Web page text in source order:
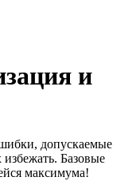
и
допускаемые
Базовые
максимума!